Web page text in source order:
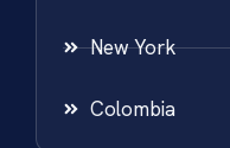
New York
Colombia